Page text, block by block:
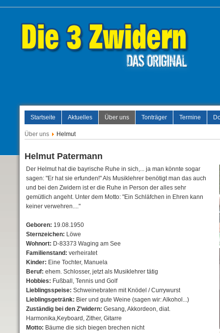
Startseite Aktuelles Über uns Tonträger Termine
Über uns Helmut
Helmut Patermann
Der Helmut hat die bayrische Ruhe in sich,... ja man könnte sogar
sagen: "Er hat sie erfunden!" Als Musiklehrer benötigt man das auch
und bei den Zwidern ist er die Ruhe in Person der alles sehr
gemütlich angeht. Unter dem Motto: "Ein Schläfchen in Ehren kann
keiner verwehren...."
Geboren: 19.08.1950
Sternzeichen: Löwe
Wohnort: D-83373 Waging am See
Familienstand: verheiratet
Kinder: Eine Tochter, Manuela
Beruf: ehem. Schlosser, jetzt als Musiklehrer tätig
Hobbies: Fußball, Tennis und Golf
Lieblingsspeise: Schweinebraten mit Knödel / Currywurst
Lieblingsgetränk: Bier und gute Weine (sagen wir: Alkohol...)
Zuständig bei den Z’widern: Gesang, Akkordeon, diat.
Harmonika,Keyboard, Zither, Gitarre
Motto: Bäume die sich biegen brechen nicht